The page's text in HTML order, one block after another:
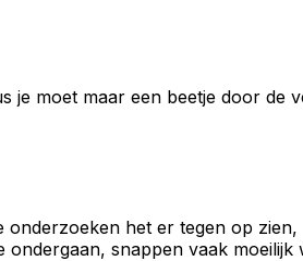
moet maar een beetje door de
het er tegen op zien,
snappen vaak moeilijk